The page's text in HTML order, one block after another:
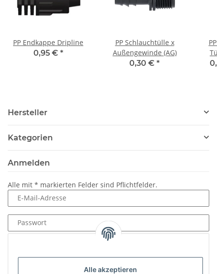
Alle akzeptieren
PP Endkappe Dripline
0,95 € *
PP Schlauchtülle x
Außengewinde (AG)
0,30 € *
Hersteller
Kategorien
Anmelden
Alle mit * markierten Felder sind Pflichtfelder.
E-Mail-Adresse
Passwort